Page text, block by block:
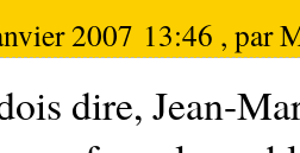
2007 13:46 , par
dire, Jean-